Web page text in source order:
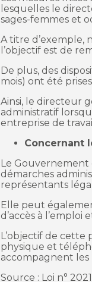
lesquelles le
sages-femmes et
A titre d’exemple,
l’objectif est de
De plus, des
mois) ont été
Ainsi, le directeur
administratif
entreprise de
Concernant
Le
démarches
représentants
Elle peut
d’accès à l’emploi
L’objectif de cette
physique et
accompagnent les
Source : Loi n°